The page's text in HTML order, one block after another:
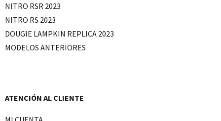
NITRO RSR 2023
NITRO RS 2023
DOUGIE LAMPKIN REPLICA 2023
MODELOS ANTERIORES
ATENCIÓN AL CLIENTE